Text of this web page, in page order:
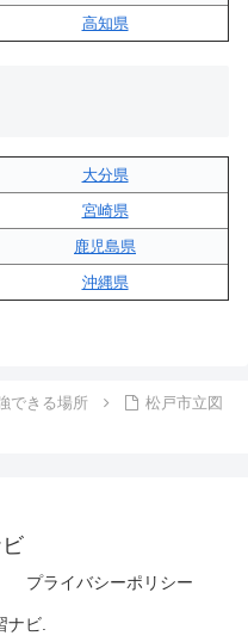
高知県
大分県
宮崎県
鹿児島県
沖縄県
できる場所
松戸市立図
プライバシーポリシー
ナビ.